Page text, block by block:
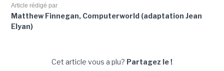
Article rédigé par
Matthew Finnegan, Computerworld (adaptation Jean
Elyan)
Cet article vous a plu? Partagez le !